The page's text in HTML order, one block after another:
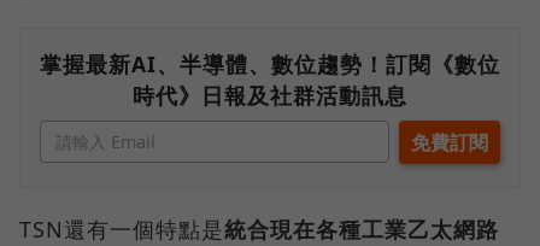
掌握最新AI、半導體、數位趨勢！訂閱《數位
時代》日報及社群活動訊息
TSN還有一個特點是統合現在各種工業乙太網路